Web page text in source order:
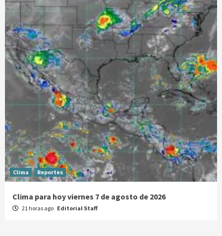
Clima Reportes
Clima para hoy viernes 7 de agosto de 2026
21 horas ago Editorial Staff